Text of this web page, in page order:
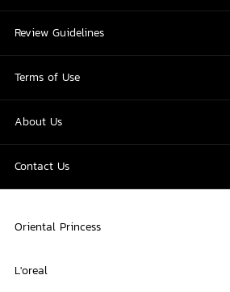
Review Guidelines
Terms of Use
About Us
Contact Us
Oriental Princess
L'oreal